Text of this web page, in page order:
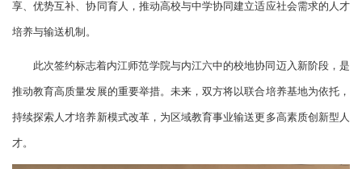
享、优势互补、协同育人，推动高校与中学协同建立适应社会需求的人才
培养与输送机制。
此次签约标志着内江师范学院与内江六中的校地协同迈入新阶段，是
推动教育高质量发展的重要举措。未来，双方将以联合培养基地为依托，
持续探索人才培养新模式改革，为区域教育事业输送更多高素质创新型人
才。